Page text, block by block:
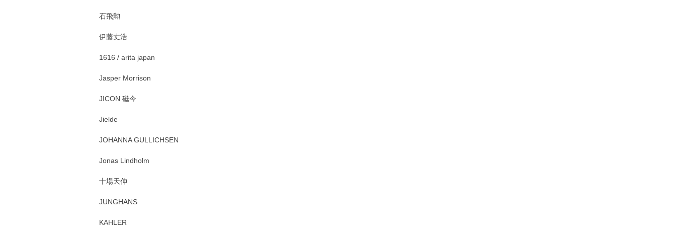
石飛勲
伊藤丈浩
1616 / arita japan
Jasper Morrison
JICON 磁今
Jielde
JOHANNA GULLICHSEN
Jonas Lindholm
十場天伸
JUNGHANS
KAHLER